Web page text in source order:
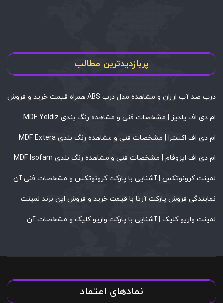
پربازدیدترین مطالب
درب ضد آب ارزان و مشاهده مدل درب ABS همراه قیمت خرید و فروش
ام دی اف یلدیز | مشخصات فنی و مشاهده رنگ بندی MDF Yeldiz
ام دی اف اکسترا | مشخصات فنی و مشاهده رنگ بندی MDF Extera
ام دی اف ایزوفام | مشخصات فنی و مشاهده رنگ بندی MDF Isofam
لمینت کرونوتکس | آشنایی با پارکت کرونوتکس و مشخصات فنی آن
نمایندگی فروش پارکت آرتا با قیمت خرید و فروش این برند لمینت
لمینت واریو کلیک | آشنایی با پارکت واریو کلیک و مشخصات آن
نمادهای اعتماد